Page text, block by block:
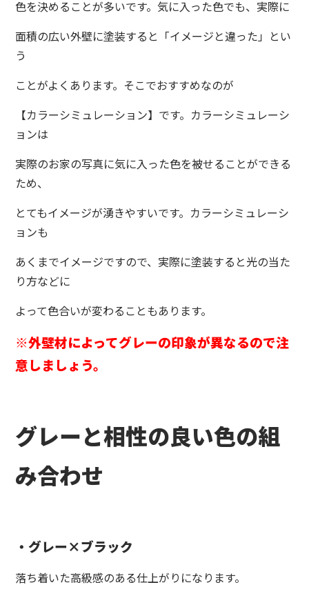
色を決めることが多いです。気に入った色でも、実際に
面積の広い外壁に塗装すると「イメージと違った」とい
う
ことがよくあります。そこでおすすめなのが
【カラーシミュレーション】です。カラーシミュレーシ
ョンは
実際のお家の写真に気に入った色を被せることができる
ため、
とてもイメージが湧きやすいです。カラーシミュレーシ
ョンも
あくまでイメージですので、実際に塗装すると光の当た
り方などに
よって色合いが変わることもあります。
※外壁材によってグレーの印象が異なるので注
意しましょう。
グレーと相性の良い色の組
み合わせ
・グレー×ブラック
落ち着いた高級感のある仕上がりになります。